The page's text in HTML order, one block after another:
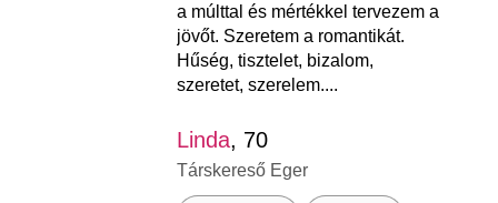
a múlttal és mértékkel tervezem a
jövőt. Szeretem a romantikát.
Hűség, tisztelet, bizalom,
szeretet, szerelem....
Linda, 70
Társkereső Eger